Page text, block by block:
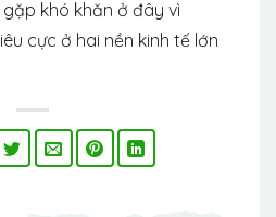
khó khăn ở đây vì
cực ở hai nền kinh tế lớn